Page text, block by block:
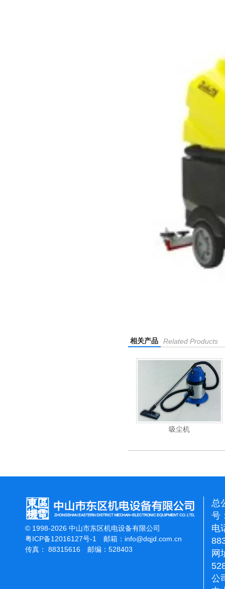
相关产品 Related Products
吸尘机
© 1998-2026 中山市东区机电设备有限公司
粤ICP备12016127号-1 邮箱： info@dqjd.com.cn
传真： 88315616 邮编：528403
总
号
电
网
公